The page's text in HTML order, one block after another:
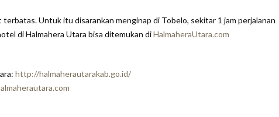
terbatas. Untuk itu disarankan menginap di Tobelo, sekitar 1 jam perjalanan
di Halmahera Utara bisa ditemukan diHalmaheraUtara.com
http://halmaherautarakab.go.id/